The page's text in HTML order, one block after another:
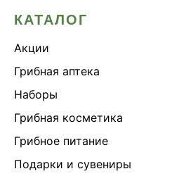
Здоровый микробиом
Здоровье легких
Здоровье почек
Йохимбе
Каштан конский
Китайский кордицепс
КАТАЛОГ
Акции
Грибная аптека
Наборы
Грибная косметика
Грибное питание
Подарки и сувениры